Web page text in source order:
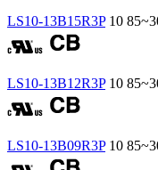
LS10-13B15R3P 10
LS10-13B12R3P 10
LS10-13B09R3P 10